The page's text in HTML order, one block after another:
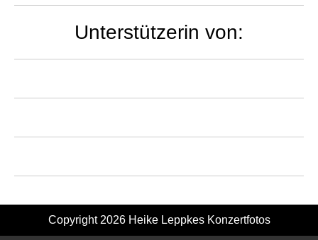
Unterstützerin von:
Copyright 2026 Heike Leppkes Konzertfotos